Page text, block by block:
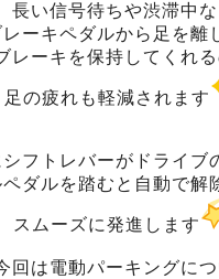
長い信号待ちや渋滞中
レーキペダルから足を離
レーキを保持してくれ
足の疲れも軽減されます
フトレバーがドライブ
ダルを踏むと自動で解
スムーズに発進します
回は電動パーキングにつ